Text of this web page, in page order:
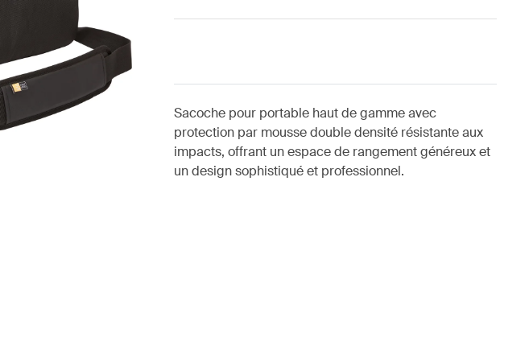
Sacoche pour portable haut de gamme avec
protection par mousse double densité résistante aux
impacts, offrant un espace de rangement généreux et
un design sophistiqué et professionnel.